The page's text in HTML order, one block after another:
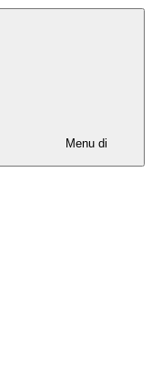
Menu di